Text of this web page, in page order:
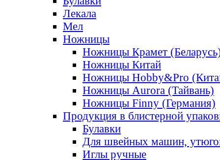
Лекала
Мел
Ножницы
Ножницы Крамет
Ножницы Китай
Ножницы Hobby&Pro
Ножницы Aurora (Тайвань)
Ножницы Finny (Германия)
Продукция в блистерной
Булавки
Для швейных машин,
Иглы ручные